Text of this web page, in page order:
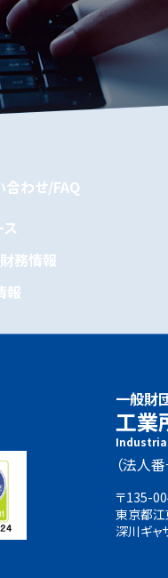
合わせ/FAQ
務情報
報
一般財
工業
（法人
〒135-
東京都
深川ギャ